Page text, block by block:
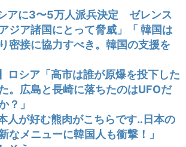
アに3〜5万人派兵決定 ゼレンス
ジア諸国にとって脅威」「 韓国は
密接に協力すべき。韓国の支援を
ロシア「高市は誰が原爆を投下した
。広島と長崎に落ちたのはUFOだ
？」
人が好む熊肉がこちらです‥日本の
なメニューに韓国人も衝撃！」